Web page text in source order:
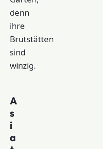
denn
ihre
Brutstätten
sind
winzig.
A
s
i
a